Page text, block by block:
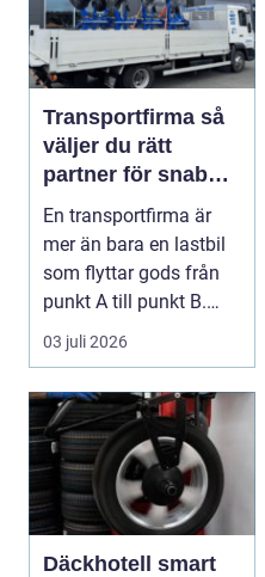
Transportfirma så
väljer du rätt
partner för snabba
och trygga
leveranser
En transportfirma är
mer än bara en lastbil
som flyttar gods från
punkt A till punkt B.
Rätt partner...
03 juli 2026
Däckhotell smart